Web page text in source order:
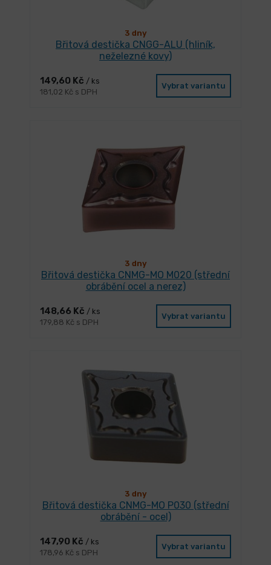
3 dny
Břitová destička CNGG-ALU (hliník,
neželezné kovy)
149,60 Kč / ks
181,02 Kč s DPH
Vybrat variantu
3 dny
Břitová destička CNMG-MO M020 (střední
obrábění ocel a nerez)
148,66 Kč / ks
179,88 Kč s DPH
Vybrat variantu
3 dny
Břitová destička CNMG-MO P030 (střední
obrábění - ocel)
147,90 Kč / ks
178,96 Kč s DPH
Vybrat variantu